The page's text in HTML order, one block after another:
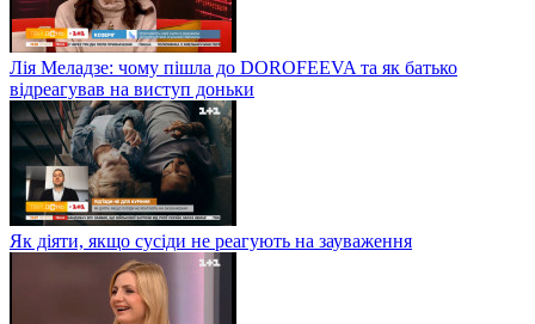
Лія Меладзе: чому пішла до DOROFEEVA та як батько
відреагував на виступ доньки
Як діяти, якщо сусіди не реагують на зауваження